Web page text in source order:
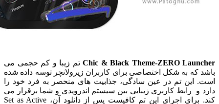
Chic & Black Theme-ZERO تم زیبا و کم حجمی می
به شکل اختصاصی برای کاربران زیرولانچر توسه داده شده
تم در عین سادگی، جذابیت های منحصر به فرد خود را
رابط کاربری زیبایی بین سیستم اندرویدی و شما برقرار می
کند. برای اجرای این تم کافیست پس از دانلود آن، Set as Active